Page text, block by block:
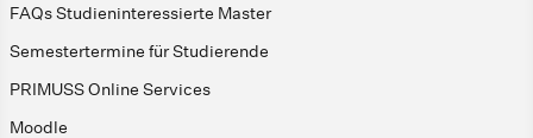
FAQs Studieninteressierte Master
Semestertermine für Studierende
PRIMUSS Online Services
Moodle